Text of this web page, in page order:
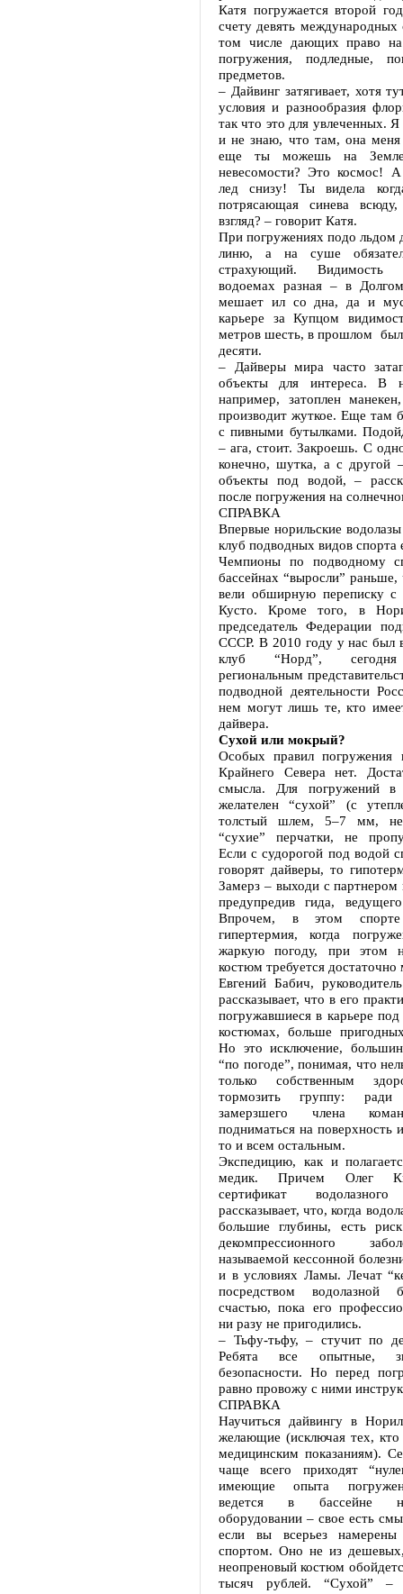
Катя погружается второй
счету девять международных
том числе дающих право на
погружения, подледные,
предметов.
– Дайвинг затягивает, хотя
условия и разнообразия
так что это для увлеченных.
и не знаю, что там, она меня
еще ты можешь на
невесомости? Это космос!
лед снизу! Ты видела
потрясающая синева
взгляд? – говорит Катя.
При погружениях подо льдом
линю, а на суше
страхующий. Видимость
водоемах разная – в
мешает ил со дна, да и
карьере за Купцом
метров шесть, в прошлом
десяти.
– Дайверы мира часто
объекты для интереса. В
например, затоплен
производит жуткое. Еще там
с пивными бутылками.
– ага, стоит. Закроешь. С
конечно, шутка, а с другой
объекты под водой, –
после погружения на
СПРАВКА
Впервые норильские
клуб подводных видов спорта
Чемпионы по подводному
бассейнах “выросли”
вели обширную переписку
Кусто. Кроме того, в
председатель Федерации
СССР. В 2010 году у нас был
клуб “Норд”, сегодня
региональным
подводной деятельности
нем могут лишь те, кто
дайвера.
Сухой или мокрый?
Особых правил погружения
Крайнего Севера нет.
смысла. Для погружений в
желателен “сухой” (с
толстый шлем, 5–7 мм,
“сухие” перчатки, не
Если с судорогой под водой
говорят дайверы, то
Замерз – выходи с партнером
предупредив гида,
Впрочем, в этом
гипертермия, когда
жаркую погоду, при этом
костюм требуется
Евгений Бабич,
рассказывает, что в его
погружавшиеся в карьере
костюмах, больше
Но это исключение,
“по погоде”, понимая, что
только собственным
тормозить группу: ради
замерзшего члена
подниматься на поверхность
то и всем остальным.
Экспедицию, как и
медик. Причем Олег
сертификат
рассказывает, что, когда
большие глубины, есть риск
декомпрессионного
называемой кессонной
и в условиях Ламы. Лечат
посредством водолазной
счастью, пока его
ни разу не пригодились.
– Тьфу-тьфу, – стучит по
Ребята все опытные,
безопасности. Но перед
равно провожу с ними
СПРАВКА
Научиться дайвингу в
желающие (исключая тех,
медицинским показаниям).
чаще всего приходят
имеющие опыта
ведется в бассейне
оборудовании – свое есть
если вы всерьез намерены
спортом. Оно не из дешевых,
неопреновый костюм
тысяч рублей. “Сухой”